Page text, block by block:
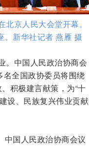
京人民大会堂开幕。
。新华社记者 燕雁 摄
。中国人民政治协商会
全国政协委员将围绕
积极建言献策，为“十
设、民族复兴伟业贡献
中国人民政治协商会议